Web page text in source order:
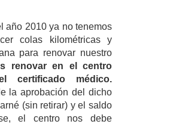
año 2010 ya no tenemos
colas kilométricas y
para renovar nuestro
renovar en el centro
certificado médico.
la aprobación del dicho
(sin retirar) y el saldo
el centro nos debe